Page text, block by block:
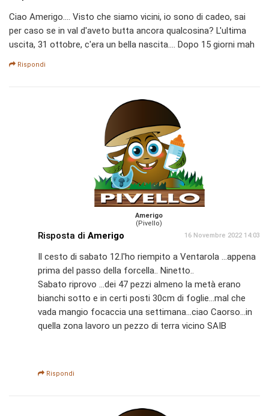
Ciao Amerigo.... Visto che siamo vicini, io sono di cadeo, sai
per caso se in val d'aveto butta ancora qualcosina? L'ultima
uscita, 31 ottobre, c'era un bella nascita.... Dopo 15 giorni mah
Rispondi
Amerigo
(Pivello)
Risposta di Amerigo 16 Novembre 2022 14:03
Il cesto di sabato 12.l'ho riempito a Ventarola ...appena
prima del passo della forcella.. Ninetto..
Sabato riprovo ...dei 47 pezzi almeno la metà erano
bianchi sotto e in certi posti 30cm di foglie...mal che
vada mangio focaccia una settimana...ciao Caorso...in
quella zona lavoro un pezzo di terra vicino SAIB
Rispondi